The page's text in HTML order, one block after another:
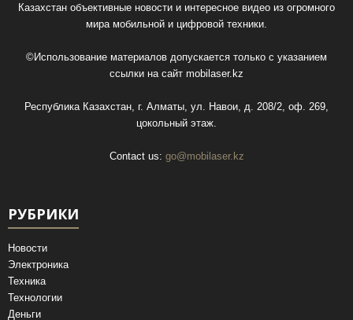
Казахстан объективные новости и интересное видео из огромного
мира мобильной и цифровой техники.
©Использование материалов допускается только с указанием
ссылки на сайт mobilaser.kz
Республика Казахстан, г. Алматы, ул. Навои, д. 208/2, оф. 269,
цокольный этаж.
Contact us: go@mobilaser.kz
РУБРИКИ
Новости
Электроника
Техника
Технологии
Деньги